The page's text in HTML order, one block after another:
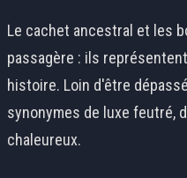
Le cachet ancestral et les
passagère : ils
histoire. Loin d'être
synonymes de luxe feutré,
chaleureux.